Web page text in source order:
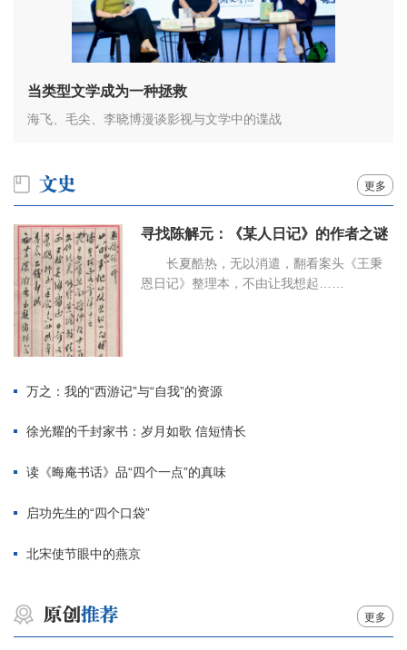
当类型文学成为一种拯救
海飞、毛尖、李晓博漫谈影视与文学中的谍战
更多
寻找陈解元：《某人日记》的作者之谜
长夏酷热，无以消遣，翻看案头《王秉
恩日记》整理本，不由让我想起……
万之：我的“西游记”与“自我”的资源
徐光耀的千封家书：岁月如歌 信短情长
读《晦庵书话》品“四个一点”的真味
启功先生的“四个口袋”
北宋使节眼中的燕京
更多